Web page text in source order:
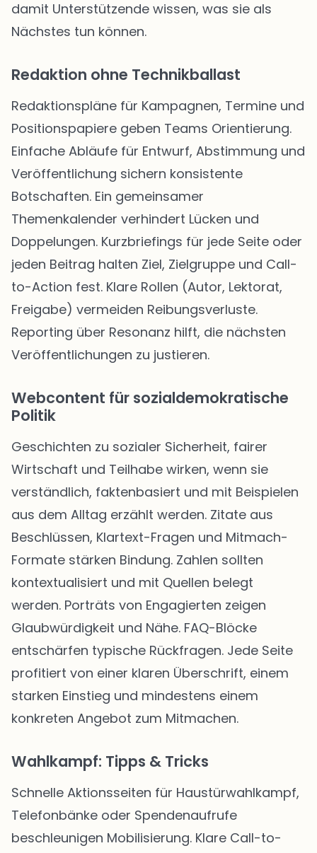
damit Unterstützende wissen, was sie als
Nächstes tun können.
Redaktion ohne Technikballast
Redaktionspläne für Kampagnen, Termine und
Positionspapiere geben Teams Orientierung.
Einfache Abläufe für Entwurf, Abstimmung und
Veröffentlichung sichern konsistente
Botschaften. Ein gemeinsamer
Themenkalender verhindert Lücken und
Doppelungen. Kurzbriefings für jede Seite oder
jeden Beitrag halten Ziel, Zielgruppe und Call-
to-Action fest. Klare Rollen (Autor, Lektorat,
Freigabe) vermeiden Reibungsverluste.
Reporting über Resonanz hilft, die nächsten
Veröffentlichungen zu justieren.
Webcontent für sozialdemokratische
Politik
Geschichten zu sozialer Sicherheit, fairer
Wirtschaft und Teilhabe wirken, wenn sie
verständlich, faktenbasiert und mit Beispielen
aus dem Alltag erzählt werden. Zitate aus
Beschlüssen, Klartext-Fragen und Mitmach-
Formate stärken Bindung. Zahlen sollten
kontextualisiert und mit Quellen belegt
werden. Porträts von Engagierten zeigen
Glaubwürdigkeit und Nähe. FAQ-Blöcke
entschärfen typische Rückfragen. Jede Seite
profitiert von einer klaren Überschrift, einem
starken Einstieg und mindestens einem
konkreten Angebot zum Mitmachen.
Wahlkampf: Tipps & Tricks
Schnelle Aktionsseiten für Haustürwahlkampf,
Telefonbänke oder Spendenaufrufe
beschleunigen Mobilisierung. Klare Call-to-